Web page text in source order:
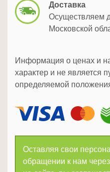
Доставка
Осуществляем
Московской
Информация о ценах и
характер и не является
определяемой
Оставляя свои
обращении к нам